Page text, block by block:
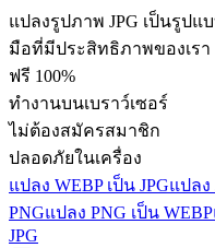
แปลงรูปภาพ JPG เป็นรูปแ
มือที่มีประสิทธิภาพของเรา
ฟรี 100%
ทำงานบนเบราว์เซอร์
ไม่ต้องสมัครสมาชิก
ปลอดภัยในเครื่อง
แปลง WEBP เป็น JPGแปลง
PNGแปลง PNG เป็น WEBP
JPG